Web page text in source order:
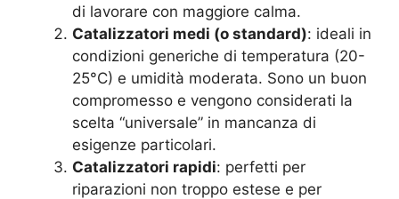
di lavorare con maggiore calma.
Catalizzatori medi (o standard): ideali in
condizioni generiche di temperatura (20-
25°C) e umidità moderata. Sono un buon
compromesso e vengono considerati la
scelta “universale” in mancanza di
esigenze particolari.
Catalizzatori rapidi: perfetti per
riparazioni non troppo estese e per